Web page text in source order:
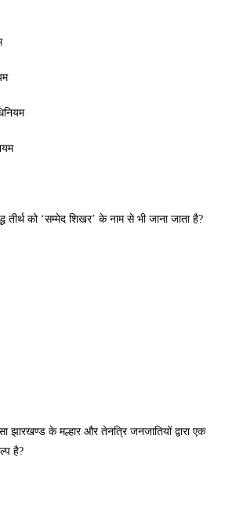
तीर्थ को ‘सम्मेद शिखर’ के नाम से भी जाना जाता है?
झारखण्ड के मल्हार और तेनत्रि जनजातियों द्वारा एक
है?